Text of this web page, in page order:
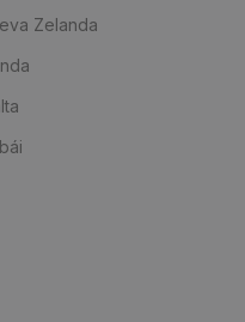
Zelanda